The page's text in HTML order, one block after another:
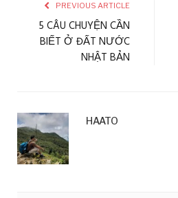
PREVIOUS ARTICLE
5 CÂU CHUYỆN CẦN
BIẾT Ở ĐẤT NƯỚC
NHẬT BẢN
HAATO